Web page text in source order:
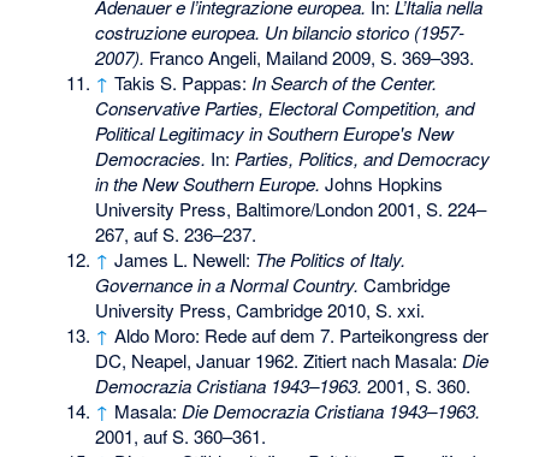
Adenauer e l’integrazione europea. In:L’Italia nella
costruzione europea. Un bilancio storico (1957-
2007). Franco Angeli, Mailand 2009, S. 369–393.
↑ Takis S. Pappas: In Search of the Center.
Conservative Parties, Electoral Competition, and
Political Legitimacy in Southern Europe's New
Democracies. In: Parties, Politics, and Democracy
in the New Southern Europe. Johns Hopkins
University Press, Baltimore/London 2001, S. 224–
267, auf S. 236–237.
↑ James L. Newell: The Politics of Italy.
Governance in a Normal Country. Cambridge
University Press, Cambridge 2010, S. xxi.
↑ Aldo Moro: Rede auf dem 7. Parteikongress der
DC, Neapel, Januar 1962. Zitiert nach Masala:Die
Democrazia Cristiana 1943–1963. 2001, S. 360.
↑ Masala:Die Democrazia Cristiana 1943–1963.
2001, auf S. 360–361.